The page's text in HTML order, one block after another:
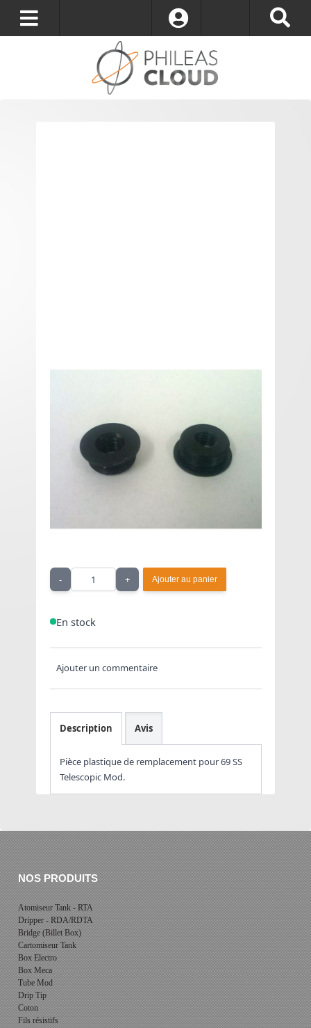
S’identifier
Spare plastics - 69SS
Telescopic Mod
Pièce plastique de remplacement pour 69 SS
Quantité
- + Ajouter au panier
En stock
Ajouter un commentaire
Description Avis
Pièce plastique de remplacement pour 69 SS
Telescopic Mod.
NOS PRODUITS
Atomiseur Tank - RTA
Dripper - RDA/RDTA
Bridge (Billet Box)
Cartomiseur Tank
Box Electro
Box Meca
Tube Mod
Drip Tip
Coton
Fils résistifs